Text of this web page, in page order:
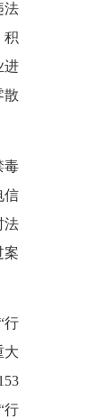
法
积
进
散
毒
信
法
案
行
大
行